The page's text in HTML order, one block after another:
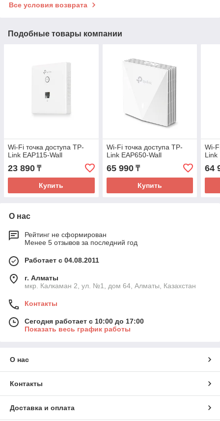
Все условия возврата
Подобные товары компании
Wi-Fi точка доступа TP-
Link EAP115-Wall
23 890 ₸
Купить
Wi-Fi точка доступа TP-
Link EAP650-Wall
65 990₸
Купить
Wi-
Link
64
О нас
Рейтинг не сформирован
Менее 5 отзывов за последний год
Работает с 04.08.2011
г. Алматы
мкр. Калкаман 2, ул. №1, дом 64, Алматы, Казахстан
Контакты
Сегодня работает с 10:00 до 17:00
Показать весь график работы
О нас
Контакты
Доставка и оплата